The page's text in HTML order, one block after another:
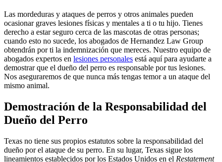
Las mordeduras y ataques de perros y otros animales pueden
ocasionar graves lesiones físicas y mentales a ti o tu hijo. Tienes
derecho a estar seguro cerca de las mascotas de otras personas;
cuando esto no sucede, los abogados de Hernandez Law Group
obtendrán por ti la indemnización que mereces. Nuestro equipo de
abogados expertos en lesiones personales está aquí para ayudarte a
demostrar que el dueño del perro es responsable por tus lesiones.
Nos aseguraremos de que nunca más tengas temor a un ataque del
mismo animal.
Demostración de la Responsabilidad del
Dueño del Perro
Texas no tiene sus propios estatutos sobre la responsabilidad del
dueño por el ataque de su perro. En su lugar, Texas sigue los
lineamientos establecidos por los Estados Unidos en el Restatement